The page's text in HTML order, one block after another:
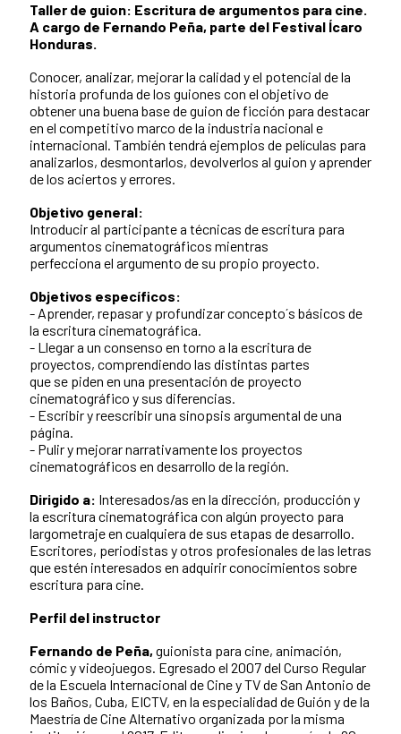
Taller de guion: Escritura de argumentos para cine.
A cargo de Fernando Peña, parte del Festival Ícaro
Honduras.
Conocer, analizar, mejorar la calidad y el potencial de la
historia profunda de los guiones con el objetivo de
obtener una buena base de guion de ficción para destacar
en el competitivo marco de la industria nacional e
internacional. También tendrá ejemplos de películas para
analizarlos, desmontarlos, devolverlos al guion y aprender
de los aciertos y errores.
Objetivo general:
Introducir al participante a técnicas de escritura para
argumentos cinematográficos mientras
perfecciona el argumento de su propio proyecto.
Objetivos específicos:
- Aprender, repasar y profundizar concepto´s básicos de
la escritura cinematográfica.
- Llegar a un consenso en torno a la escritura de
proyectos, comprendiendo las distintas partes
que se piden en una presentación de proyecto
cinematográfico y sus diferencias.
- Escribir y reescribir una sinopsis argumental de una
página.
- Pulir y mejorar narrativamente los proyectos
cinematográficos en desarrollo de la región.
Dirigido a: Interesados/as en la dirección, producción y
la escritura cinematográfica con algún proyecto para
largometraje en cualquiera de sus etapas de desarrollo.
Escritores, periodistas y otros profesionales de las letras
que estén interesados en adquirir conocimientos sobre
escritura para cine.
Perfil del instructor
Fernando de Peña, guionista para cine, animación,
cómic y videojuegos. Egresado el 2007 del Curso Regular
de la Escuela Internacional de Cine y TV de San Antonio de
los Baños, Cuba, EICTV, en la especialidad de Guión y de la
Maestría de Cine Alternativo organizada por la misma